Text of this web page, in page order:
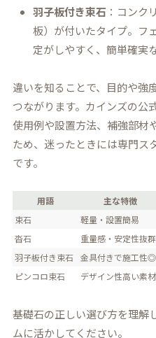
羽子板付き束石 ：コンク
板）が付いたタイプ。フ
定がしやすく、簡単確実
違いを知ることで、目的や強
つながります。カインズの公
使用例や設置方法、補強部材
ため、迷ったときには専門ス
です。
用語 主な特徴
束石
軽量・設置簡易
沓石
重量感・安定性抜群
羽子板付き束石
金具付きで施工性◎
ピンコロ束石
デザイン性高い素材
基礎石の正しい選び方を理解
ムに活かしてください。